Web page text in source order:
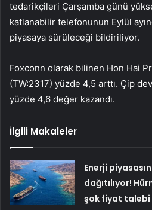
tedarikçileri Çarşamba günü
katlanabilir telefonunun Eylül
piyasaya sürüleceği bildiriliyor.
Foxconn olarak bilinen Hon Hai
(TW:2317) yüzde 4,5 arttı. Çip
yüzde 4,6 değer kazandı.
İlgili Makaleler
Enerji
dağıtılıyor!
şok fiyat talebi